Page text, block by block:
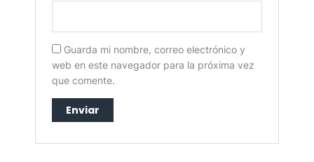
Guarda mi nombre, correo electrónico y
web en este navegador para la próxima vez
que comente.